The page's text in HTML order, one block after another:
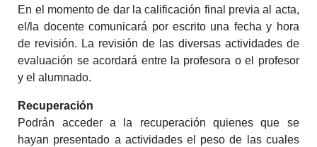
En el momento de dar la calificación final previa al acta,
el/la docente comunicará por escrito una fecha y hora
de revisión. La revisión de las diversas actividades de
evaluación se acordará entre la profesora o el profesor
y el alumnado.
Recuperación
Podrán acceder a la recuperación quienes que se
hayan presentado a actividades el peso de las cuales